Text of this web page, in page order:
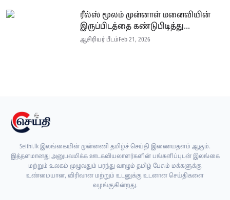
ரீல்ஸ் மூலம் முன்னாள் மனைவியின்
இருப்பிடத்தை கண்டுபிடித்து...
ஆசிரியர் பீடம்Feb 21, 2026
Seithi.lk இலங்கையின் முன்னணி தமிழ்ச் செய்தி இணையதளம் ஆகும்.
இத்தளமானது அனுபவமிக்க ஊடகவியலாளர்களின் பங்களிப்புடன் இலங்கை
மற்றும் உலகம் முழுவதும் பரந்து வாழும் தமிழ் பேசும் மக்களுக்கு
உண்மையான, விரிவான மற்றும் உடனுக்கு உடனான செய்திகளை
வழங்குகின்றது.